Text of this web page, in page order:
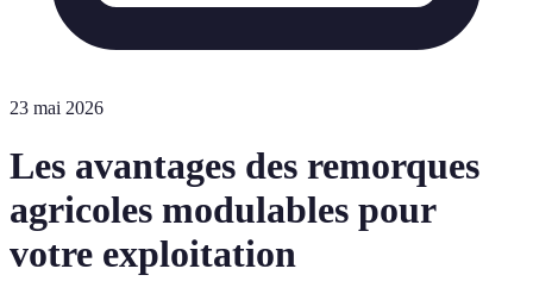
23 mai 2026
Les avantages des remorques
agricoles modulables pour
votre exploitation